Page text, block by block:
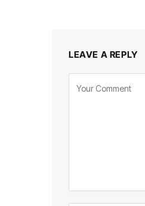
LEAVE A REPLY